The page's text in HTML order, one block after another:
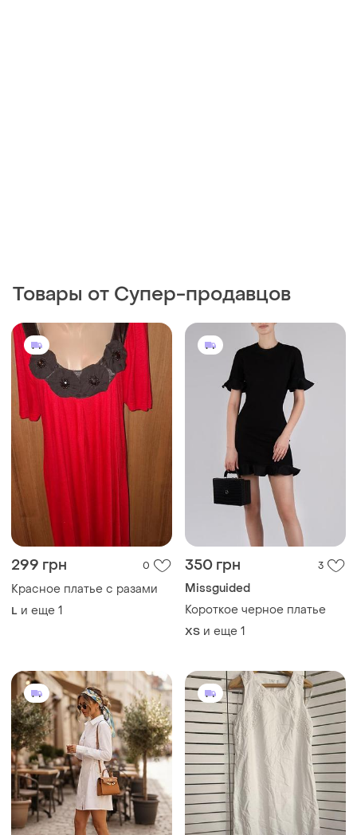
Товары от Супер-продавцов
299 грн 0
Красное платье с разами
L и еще 1
350 грн 3
Missguided
Короткое черное платье
ХS и еще 1